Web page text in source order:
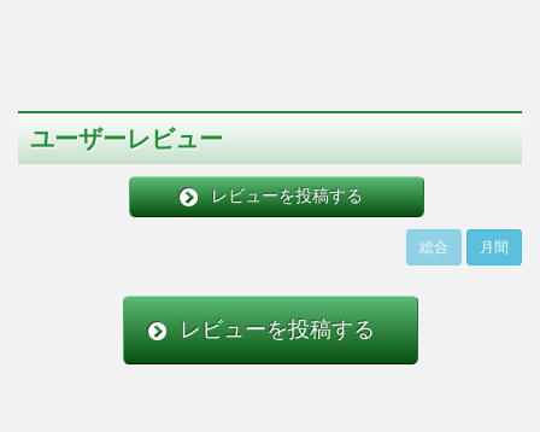
ユーザーレビュー
レビューを投稿する
総合 月間
レビューを投稿する